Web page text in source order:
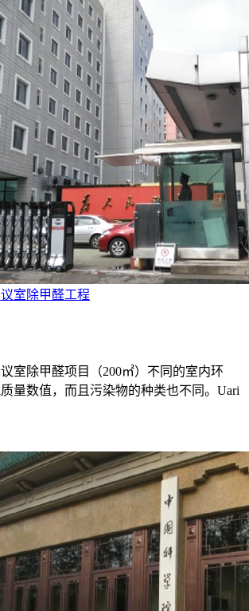
室除甲醛工程
室除甲醛项目（200㎡）不同的室内环
量数值，而且污染物的种类也不同。Uari